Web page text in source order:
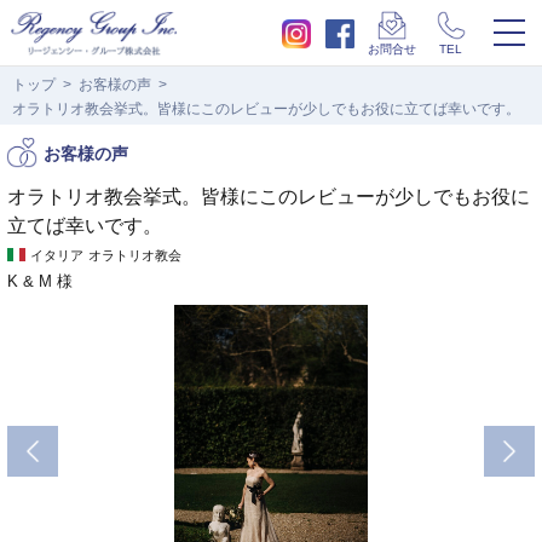
お問合せ TEL
トップ
お客様の声
オラトリオ教会挙式。皆様にこのレビューが少しでもお役に立てば幸いです。
お客様の声
オラトリオ教会挙式。皆様にこのレビューが少しでもお役に
立てば幸いです。
イタリア オラトリオ教会
K & M 様